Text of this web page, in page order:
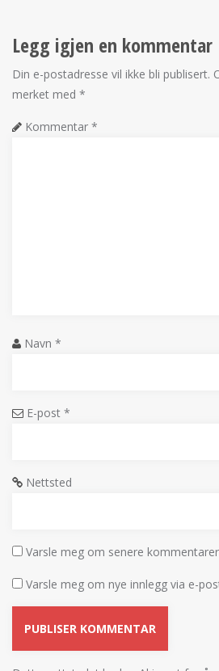
Legg igjen en kommentar
Din e-postadresse vil ikke bli publisert.
merket med *
Kommentar *
Navn *
E-post *
Nettsted
Varsle meg om senere
Varsle meg om nye innlegg via e-